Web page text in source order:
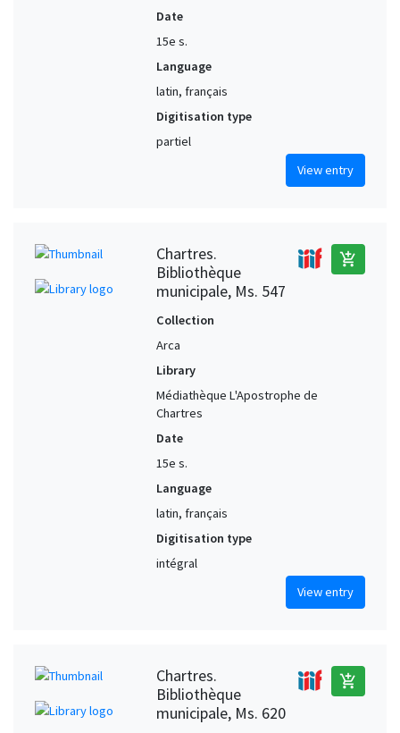
Date
15e s.
Language
latin, français
Digitisation type
partiel
View entry
Chartres.
Bibliothèque
municipale, Ms. 547
add_shopping_cart
Collection
Arca
Library
Médiathèque L'Apostrophe de
Chartres
Date
15e s.
Language
latin, français
Digitisation type
intégral
View entry
Chartres.
Bibliothèque
municipale, Ms. 620
add_shopping_cart